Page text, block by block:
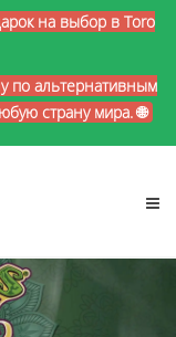
на выбор в Toro
по альтернативным
страну мира. 🌐